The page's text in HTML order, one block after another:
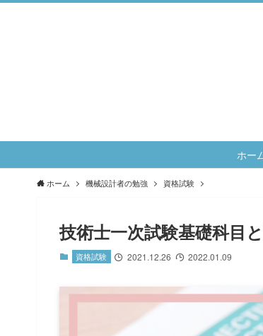
ホー
ホーム 機械設計者の勉強 資格試験
技術士一次試験基礎科目
資格試験 2021.12.26 2022.01.09